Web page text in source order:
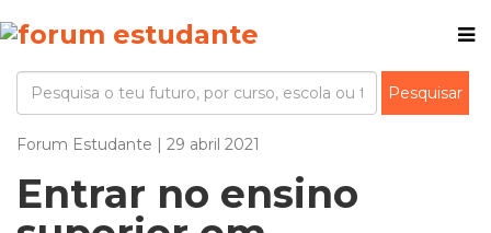
Forum Estudante | 29 abril 2021
Entrar no ensino